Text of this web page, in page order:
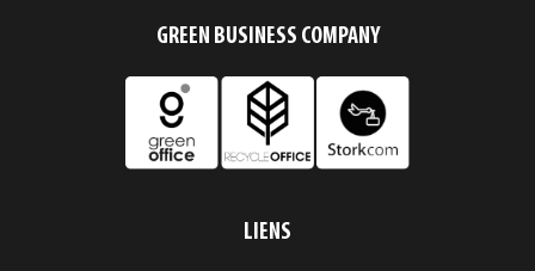
GREEN BUSINESS COMPANY
LIENS